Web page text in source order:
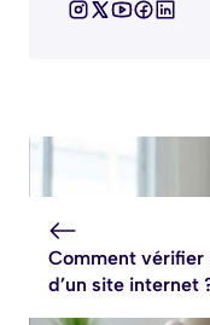
Comment vérifier
d’un site internet